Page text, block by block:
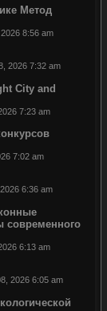
Метод
8:56 am
2026 7:32 am
City and
7:23 am
7:02 am
6:36 am
современного
6:13 am
2026 6:05 am